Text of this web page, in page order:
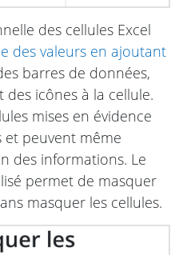
des cellules Excel
des valeurs en ajoutant
barres de données,
icônes à la cellule.
mises en évidence
et peuvent même
des informations. Le
permet de masquer
masquer les cellules.